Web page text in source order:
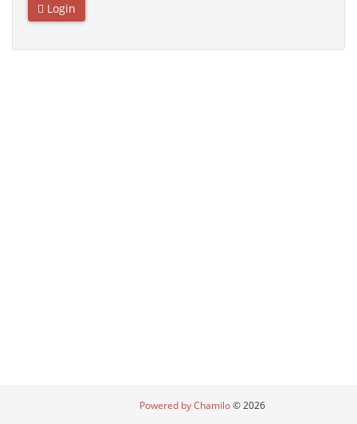
Login
Powered by Chamilo© 2026